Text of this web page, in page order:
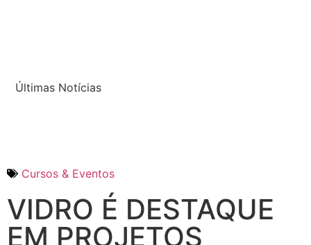
Últimas Notícias
Cursos & Eventos
VIDRO É DESTAQUE
EM PROJETOS